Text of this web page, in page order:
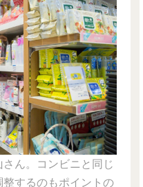
ん。コンビニと同じ
するのもポイントの